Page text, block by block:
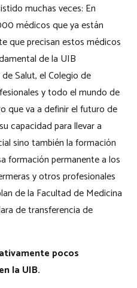
muchas veces: En
médicos que ya están
que precisan estos médicos
de la UIB
Salut, el Colegio de
y todo el mundo de
que va a definir el futuro de
capacidad para llevar a
sino también la formación
formación permanente a los
y otros profesionales
de la Facultad de Medicina
de transferencia de
pocos
la UIB.